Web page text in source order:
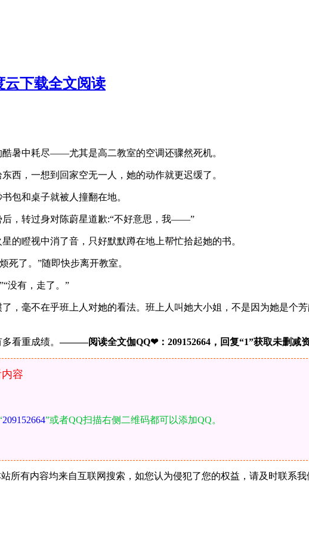
云下载全文阅读
暑中耗尽——尤其是高二教室的空调还骤然死机。
西，一想到回家空无一人，她的动作就更迟缓了。
包和桌子就被人撞翻在地。
，转过身对陈蔚星道歉:“不好意思，我——”
的瞪视中消了音，只好默默蹲在地上帮忙拾起她的书。
死了。”随即快步离开教室。
没有，走了。”
，毫不在乎班上人对她的看法。班上人叫她大小姐，不是因为她是个
看重成绩。———阅读全文伽QQ❤：209152664，回复“1”获取未删
容
209152664”或者QQ扫描右侧二维码都可以添加QQ。
所有内容均来自互联网搜索，如您认为侵犯了您的权益，请及时联系我